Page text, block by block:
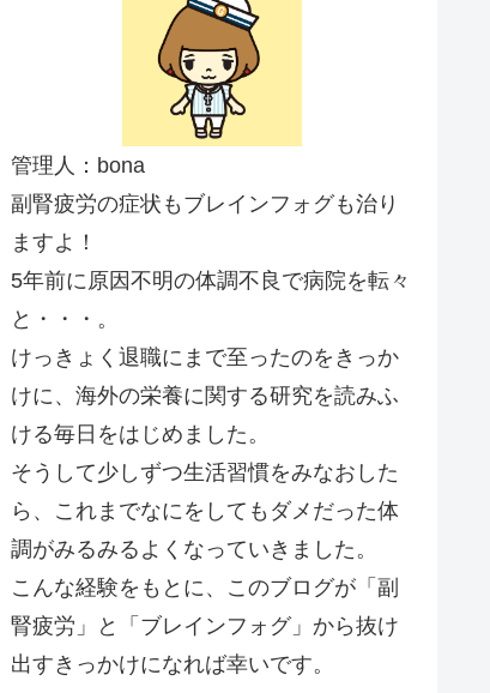
管理人：bona
副腎疲労の症状もブレインフォグも治り
ますよ！
5年前に原因不明の体調不良で病院を転々
と・・・。
けっきょく退職にまで至ったのをきっか
けに、海外の栄養に関する研究を読みふ
ける毎日をはじめました。
そうして少しずつ生活習慣をみなおした
ら、これまでなにをしてもダメだった体
調がみるみるよくなっていきました。
こんな経験をもとに、このブログが「副
腎疲労」と「ブレインフォグ」から抜け
出すきっかけになれば幸いです。